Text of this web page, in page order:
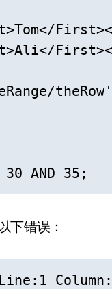
30 AND 35;
下错误：
Line:1